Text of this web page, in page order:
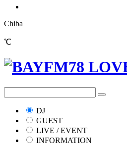
Chiba
℃
DJ
GUEST
LIVE / EVENT
INFORMATION